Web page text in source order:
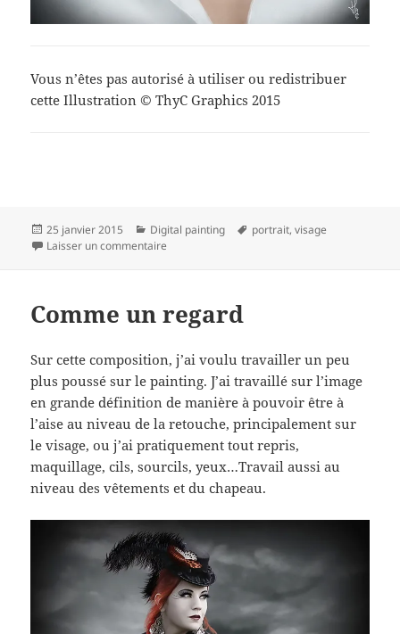
Vous n’êtes pas autorisé à utiliser ou redistribuer
cette Illustration © ThyC Graphics 2015
Publié
le
25 janvier 2015 Catégories
Digital painting
Mots-
portrait,visage
Laisser un commentaire
Comme un regard
Sur cette composition, j’ai voulu travailler un peu
plus poussé sur le painting. J’ai travaillé sur l’image
en grande définition de manière à pouvoir être à
l’aise au niveau de la retouche, principalement sur
le visage, ou j’ai pratiquement tout repris,
maquillage, cils, sourcils, yeux…Travail aussi au
niveau des vêtements et du chapeau.